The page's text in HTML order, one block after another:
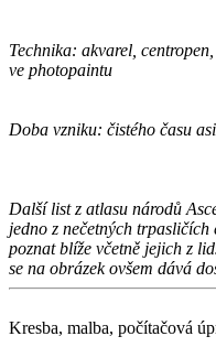
Technika: akvarel,
ve photopaintu
Doba vzniku: čistého času
Další list z atlasu národů
jedno z nečetných
poznat blíže včetně jejich z
se na obrázek ovšem dává
Kresba, malba, počítačová